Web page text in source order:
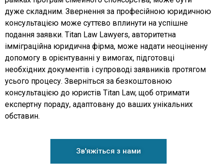
дуже складним. Звернення за професійною юридичною
консультацією може суттєво вплинути на успішне
подання заявки. Titan Law Lawyers, авторитетна
імміграційна юридична фірма, може надати неоціненну
допомогу в орієнтуванні у вимогах, підготовці
необхідних документів і супроводі заявників протягом
усього процесу. Зверніться за безкоштовною
консультацією до юристів Titan Law, щоб отримати
експертну пораду, адаптовану до ваших унікальних
обставин.
Зв'яжіться з нами